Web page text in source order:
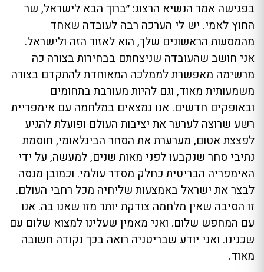
בפגישה אמר הנשיא הרצוג: ״ברוך הבא לישראל, שר
החוץ לאמי. יש לי הערכה רבה לעובדה שאחד
מהמסעות הראשונים שלך, הוא לאזור הזה ולישראל.
אני חושב שהעובדה שניצחתם בבחירות בצורה כה
מרשימה מאפשרת לממלכה המאוחדת להתקדם בצורה
משמעותית מאוד, וגם להיות מעורבת בתחומים
ובאופקים חדשים. אנו נמצאים במלחמה עם אימפריית
רשע שרוצה לערער את יציבות העולם ופועלת להגיע
לפצצת אטום, מערערת את הסחר הבינלאומי, חוסמת
נתיבי סחר שנקבעו לפני מאות שנים, למעשה, על ידי
האימפריה הבריטית כחלק מסדר עולמי. וכמובן מנסה
לבצר את ישראל באמצעות שליחיה מכל רחבי העולם.
זו הסיבה שאין מלחמה צודקת יותר מזו שאנו בה. אנו
עם המחפש שלום. ואני מאמין שעלינו למצוא שלום עם
שכנינו. ואני יודע שבריטניה רואה בכך נקודה חשובה
מאוד.